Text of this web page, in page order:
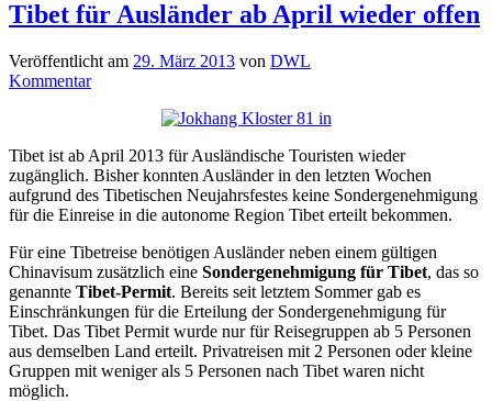
Tibet für Ausländer ab April wieder offen
Veröffentlicht am 29. März 2013 von DWL
Kommentar
Tibet ist ab April 2013 für Ausländische Touristen wieder
zugänglich. Bisher konnten Ausländer in den letzten Wochen
aufgrund des Tibetischen Neujahrsfestes keine Sondergenehmigung
für die Einreise in die autonome Region Tibet erteilt bekommen.
Für eine Tibetreise benötigen Ausländer neben einem gültigen
Chinavisum zusätzlich eine Sondergenehmigung für Tibet, das so
genannte Tibet-Permit. Bereits seit letztem Sommer gab es
Einschränkungen für die Erteilung der Sondergenehmigung für
Tibet. Das Tibet Permit wurde nur für Reisegruppen ab 5 Personen
aus demselben Land erteilt. Privatreisen mit 2 Personen oder kleine
Gruppen mit weniger als 5 Personen nach Tibet waren nicht
möglich.